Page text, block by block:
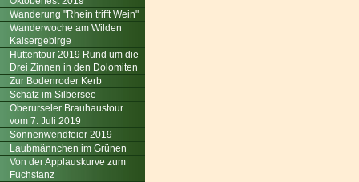
Wanderung "Rhein trifft Wein"
Wanderwoche am Wilden
Kaisergebirge
Hüttentour 2019 Rund um die
Drei Zinnen in den Dolomiten
Zur Bodenroder Kerb
Schatz im Silbersee
Oberurseler Brauhaustour
vom 7. Juli 2019
Sonnenwendfeier 2019
Laubmännchen im Grünen
Von der Applauskurve zum
Fuchstanz